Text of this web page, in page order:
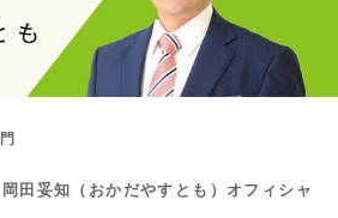
田妥知（おかだやすとも）オフィシャ